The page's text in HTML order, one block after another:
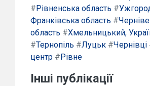
#Рівненська область #
Франківська область #
область #Хмельницький,
#Тернопіль #Луцьк #Чернівці
центр #Рівне
Інші публікації